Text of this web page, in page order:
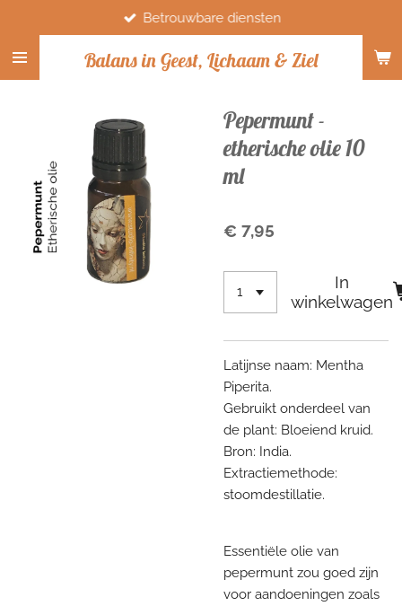
direct
naar
de
Balans in Geest, Lichaam & Ziel
Betrouwbare diensten
Pepermunt -
etherische olie 10
ml
€ 7,95
In
winkelwagen
Latijnse naam: Mentha
Piperita.
Gebruikt onderdeel van
de plant: Bloeiend kruid.
Bron: India.
Extractiemethode:
stoomdestillatie.
Essentiële olie van
pepermunt zou goed zijn
voor aandoeningen zoals